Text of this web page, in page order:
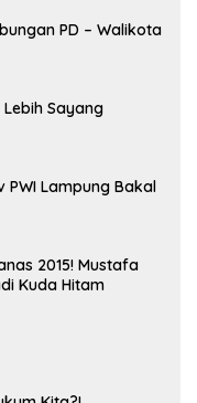
PD – Walikota
Sayang
Lampung Bakal
2015! Mustafa
Kuda Hitam